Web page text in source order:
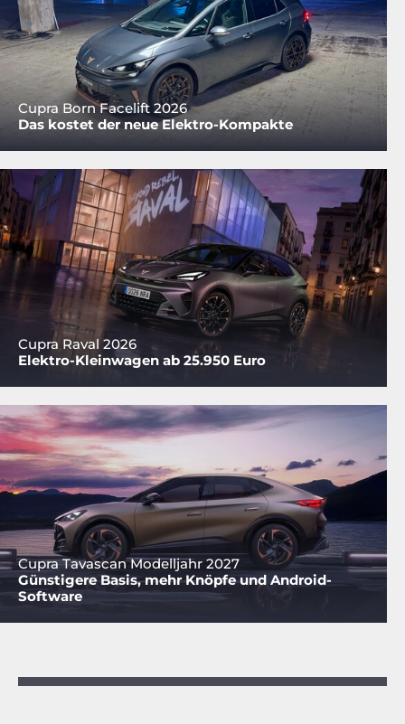
Cupra Born Facelift 2026
Das kostet der neue Elektro-Kompakte
Cupra Raval 2026
Elektro-Kleinwagen ab 25.950 Euro
Cupra Tavascan Modelljahr 2027
Günstigere Basis, mehr Knöpfe und Android-
Software